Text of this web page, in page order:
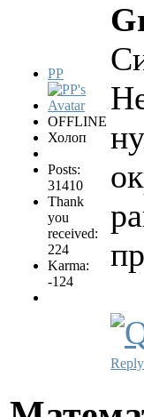
PP
OFFLINE
Холоп
Posts:
31410
Thank
you
received:
224
Karma:
-124
Reply